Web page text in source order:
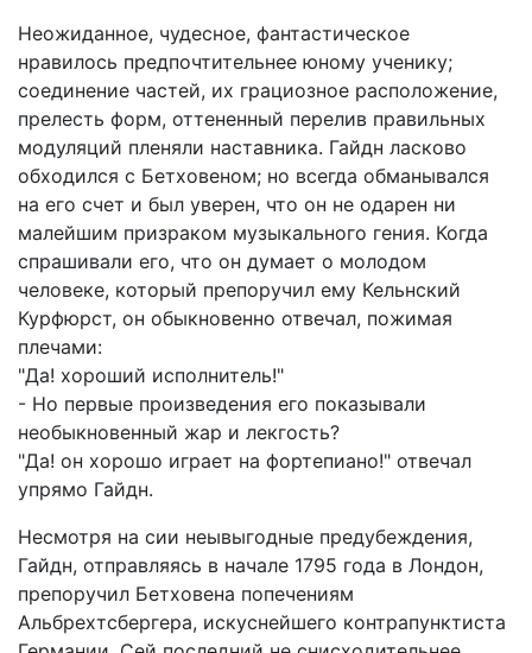
Неожиданное, чудесное, фантастическое
нравилось предпочтительнее юному ученику;
соединение частей, их грациозное расположение,
прелесть форм, оттененный перелив правильных
модуляций пленяли наставника. Гайдн ласково
обходился с Бетховеном; но всегда обманывался
на его счет и был уверен, что он не одарен ни
малейшим призраком музыкального гения. Когда
спрашивали его, что он думает о молодом
человеке, который препоручил ему Кельнский
Курфюрст, он обыкновенно отвечал, пожимая
плечами:
"Да! хороший исполнитель!"
- Но первые произведения его показывали
необыкновенный жар и лекгость?
"Да! он хорошо играет на фортепиано!" отвечал
упрямо Гайдн.
Несмотря на сии неывыгодные предубеждения,
Гайдн, отправляясь в начале 1795 года в Лондон,
препоручил Бетховена попечениям
Альбрехтсбергера, искуснейшего контрапунктиста